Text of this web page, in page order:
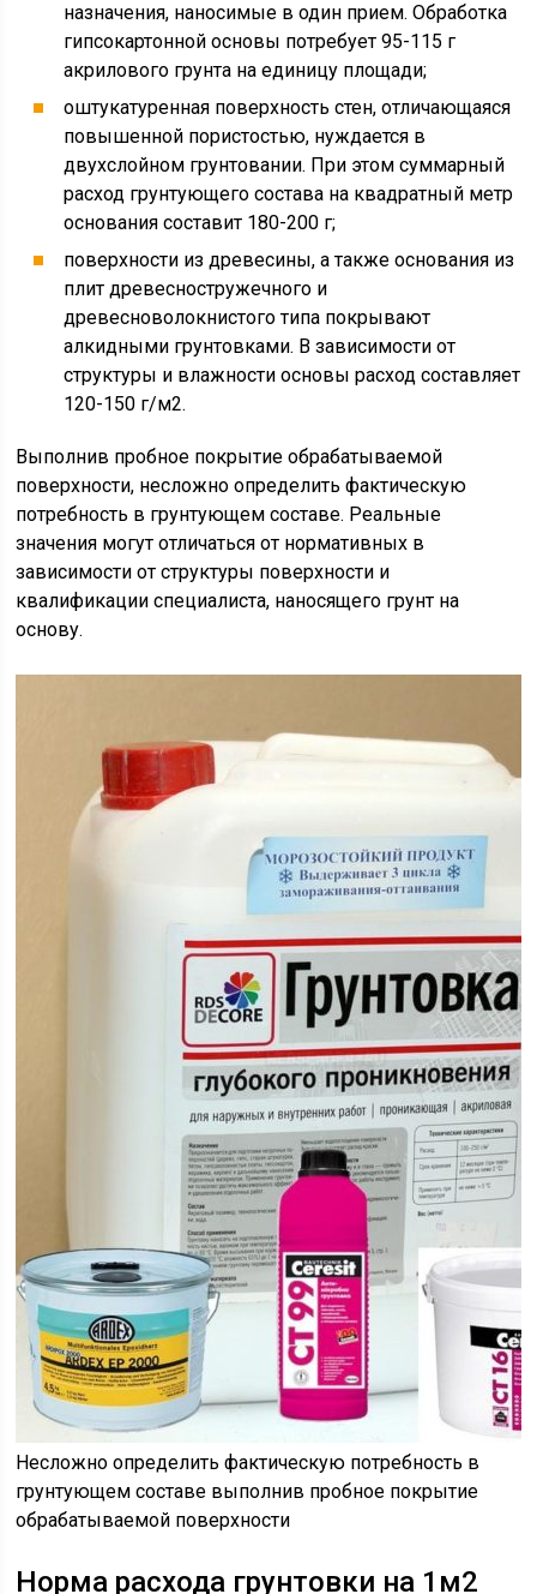
назначения, наносимые в один прием. Обработка
гипсокартонной основы потребует 95-115 г
акрилового грунта на единицу площади;
оштукатуренная поверхность стен, отличающаяся
повышенной пористостью, нуждается в
двухслойном грунтовании. При этом суммарный
расход грунтующего состава на квадратный метр
основания составит 180-200 г;
поверхности из древесины, а также основания из
плит древесностружечного и
древесноволокнистого типа покрывают
алкидными грунтовками. В зависимости от
структуры и влажности основы расход составляет
120-150 г/м2.
Выполнив пробное покрытие обрабатываемой
поверхности, несложно определить фактическую
потребность в грунтующем составе. Реальные
значения могут отличаться от нормативных в
зависимости от структуры поверхности и
квалификации специалиста, наносящего грунт на
основу.
Несложно определить фактическую потребность в
грунтующем составе выполнив пробное покрытие
обрабатываемой поверхности
Норма расхода грунтовки на 1м2